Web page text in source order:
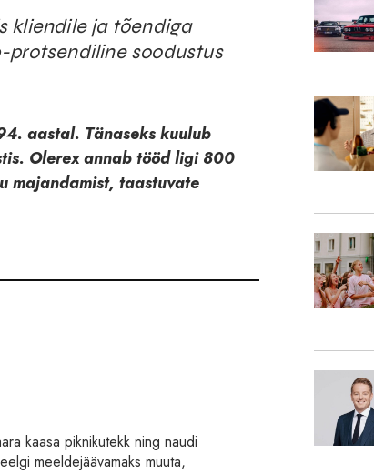
kliendile ja tõendiga
soodustus
aastal. Tänaseks kuulub
Olerex annab tööd ligi 800
majandamist, taastuvate
kaasa piknikutekk ning naudi
meeldejäävamaks muuta,